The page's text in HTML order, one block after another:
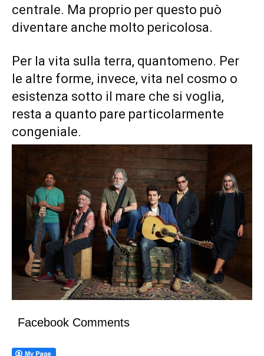
centrale. Ma proprio per questo può
diventare anche molto pericolosa.
Per la vita sulla terra, quantomeno. Per
le altre forme, invece, vita nel cosmo o
esistenza sotto il mare che si voglia,
resta a quanto pare particolarmente
congeniale.
Facebook Comments